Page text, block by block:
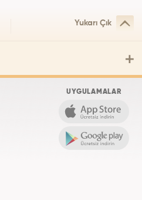
Yukarı Çık
UYGULAMALAR